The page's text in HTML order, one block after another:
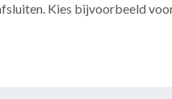
Kies bijvoorbeeld